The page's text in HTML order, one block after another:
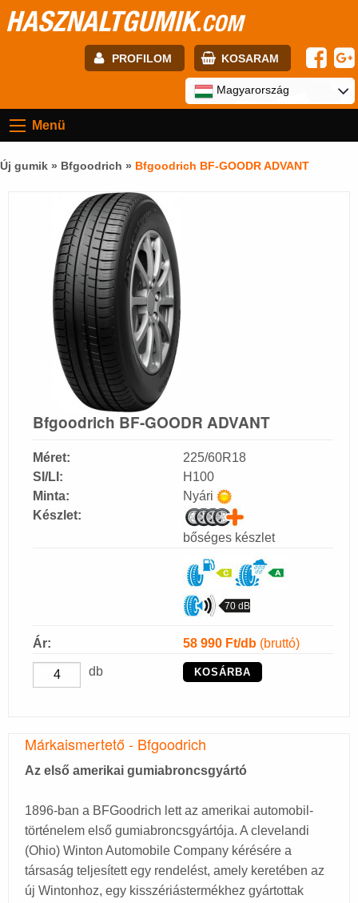
HASZNALTGUMIK.COM
PROFILOM KOSARAM
Jelszó:
Regisztráció
Magyarország
Menü
Új gumik » Bfgoodrich » Bfgoodrich BF-GOODR ADVANT
Bfgoodrich BF-GOODR ADVANT
Méret:
SI/LI:
Minta:
Készlet:
225/60R18
H100
Nyári
bőséges készlet
70 dB
Ár: 58 990 Ft/db (bruttó)
db KOSÁRBA
Márkaismertető - Bfgoodrich
Az első amerikai gumiabroncsgyártó
1896-ban a BFGoodrich lett az amerikai automobil-
történelem első gumiabroncsgyártója. A clevelandi
(Ohio) Winton Automobile Company kérésére a
társaság teljesített egy rendelést, amely keretében az
új Wintonhoz, egy kisszériástermékhez gyártottak